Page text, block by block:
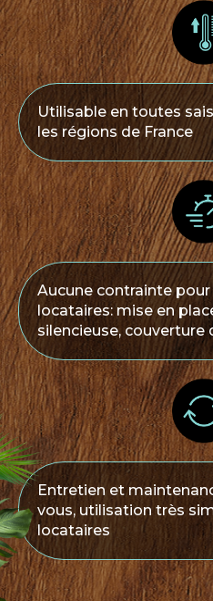
Utilisable en toutes
les régions de France
Aucune contrainte
locataires: mise en
silencieuse, couverture
Entretien et
vous, utilisation très
locataires